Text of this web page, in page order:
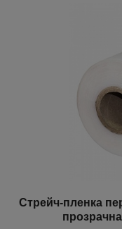
Стрейч-пленка